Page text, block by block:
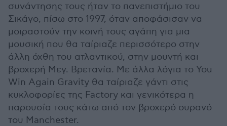
συνάντησης τους ήταν το πανεπιστήμιο του
Σικάγο, πίσω στο 1997, όταν αποφάσισαν να
μοιραστούν την κοινή τους αγάπη για μια
μουσική που θα ταίριαζε περισσότερο στην
άλλη όχθη του ατλαντικού, στην μουντή και
βροχερή Μεγ. Βρετανία. Με άλλα λόγια το You
Win Again Gravity θα ταίριαζε γάντι στις
κυκλοφορίες της Factory και γενικότερα η
παρουσία τους κάτω από τον βροχερό ουρανό
του Manchester.